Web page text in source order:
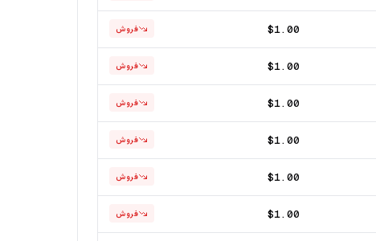
$1.00 فروش
$1.00 فروش
$1.00 فروش
$1.00 فروش
$1.00 فروش
$1.00 فروش